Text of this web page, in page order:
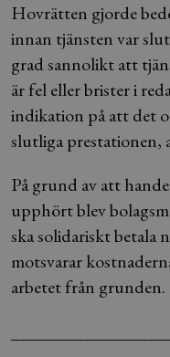
Hovrätten gjorde
innan tjänsten var
grad sannolikt att
är fel eller brister i
indikation på att det
slutliga prestationen,
På grund av att
upphört blev
ska solidariskt betala
motsvarar
arbetet från grunden.